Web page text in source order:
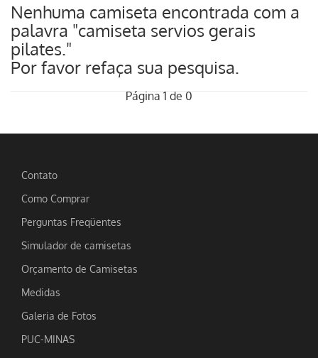
Nenhuma camiseta encontrada com a
palavra "camiseta servios gerais
pilates."
Por favor refaça sua pesquisa.
Página 1 de 0
Contato
Como Comprar
Perguntas Freqüentes
Simulador de camisetas
Orçamento de Camisetas
Medidas
Galeria de Fotos
PUC-MINAS